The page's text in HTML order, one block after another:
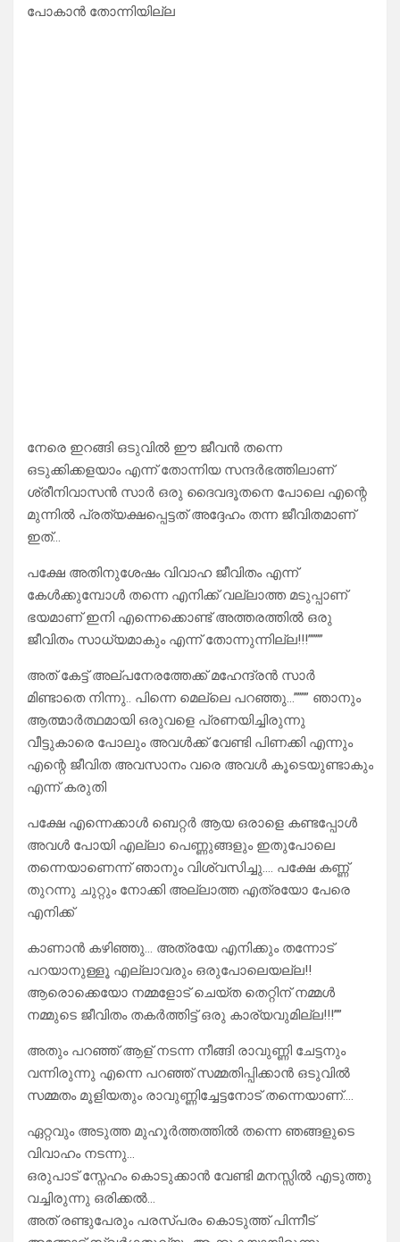
പോകാൻ തോന്നിയില്ല
നേരെ ഇറങ്ങി ഒടുവിൽ ഈ ജീവൻ തന്നെ
ഒടുക്കിക്കളയാം എന്ന് തോന്നിയ സന്ദർഭത്തിലാണ്
ശ്രീനിവാസൻ സാർ ഒരു ദൈവദൂതനെ പോലെ എന്റെ
മുന്നിൽ പ്രത്യക്ഷപ്പെട്ടത് അദ്ദേഹം തന്ന ജീവിതമാണ്
ഇത്…
പക്ഷേ അതിനുശേഷം വിവാഹ ജീവിതം എന്ന്
കേൾക്കുമ്പോൾ തന്നെ എനിക്ക് വല്ലാത്ത മടുപ്പാണ്
ഭയമാണ് ഇനി എന്നെക്കൊണ്ട് അത്തരത്തിൽ ഒരു
ജീവിതം സാധ്യമാകും എന്ന് തോന്നുന്നില്ല!!!””””
അത് കേട്ട് അല്പനേരത്തേക്ക് മഹേന്ദ്രൻ സാർ
മിണ്ടാതെ നിന്നു.. പിന്നെ മെല്ലെ പറഞ്ഞു…”””” ഞാനും
ആത്മാർത്ഥമായി ഒരുവളെ പ്രണയിച്ചിരുന്നു
വീട്ടുകാരെ പോലും അവൾക്ക് വേണ്ടി പിണക്കി എന്നും
എന്റെ ജീവിത അവസാനം വരെ അവൾ കൂടെയുണ്ടാകും
എന്ന് കരുതി
പക്ഷേ എന്നെക്കാൾ ബെറ്റർ ആയ ഒരാളെ കണ്ടപ്പോൾ
അവൾ പോയി എല്ലാ പെണ്ണുങ്ങളും ഇതുപോലെ
തന്നെയാണെന്ന് ഞാനും വിശ്വസിച്ചു…. പക്ഷേ കണ്ണ്
തുറന്നു ചുറ്റും നോക്കി അല്ലാത്ത എത്രയോ പേരെ
എനിക്ക്
കാണാൻ കഴിഞ്ഞു… അത്രയേ എനിക്കും തന്നോട്
പറയാനുള്ളൂ എല്ലാവരും ഒരുപോലെയല്ല!!
ആരൊക്കെയോ നമ്മളോട് ചെയ്ത തെറ്റിന് നമ്മൾ
നമ്മുടെ ജീവിതം തകർത്തിട്ട് ഒരു കാര്യവുമില്ല!!!””
അതും പറഞ്ഞ് ആള് നടന്ന നീങ്ങി രാവുണ്ണി ചേട്ടനും
വന്നിരുന്നു എന്നെ പറഞ്ഞ് സമ്മതിപ്പിക്കാൻ ഒടുവിൽ
സമ്മതം മൂളിയതും രാവുണ്ണിച്ചേട്ടനോട് തന്നെയാണ്….
ഏറ്റവും അടുത്ത മുഹൂർത്തത്തിൽ തന്നെ ഞങ്ങളുടെ
വിവാഹം നടന്നു…
ഒരുപാട് സ്നേഹം കൊടുക്കാൻ വേണ്ടി മനസ്സിൽ എടുത്തു
വച്ചിരുന്നു ഒരിക്കൽ…
അത് രണ്ടുപേരും പരസ്പരം കൊടുത്ത് പിന്നീട്